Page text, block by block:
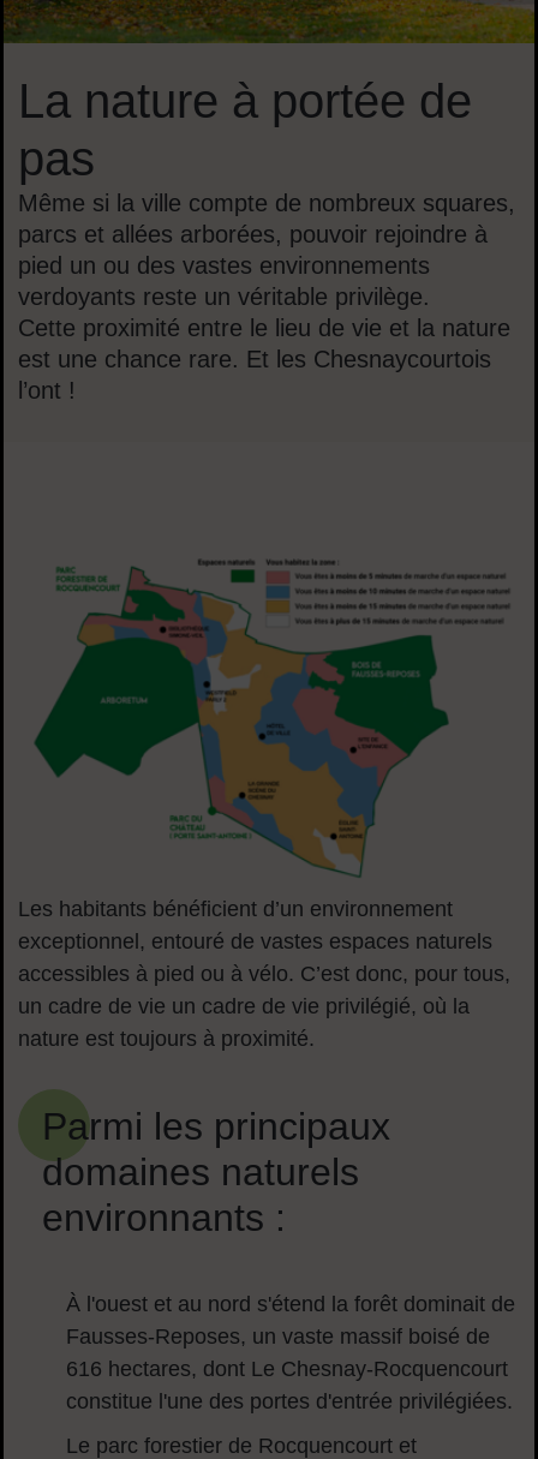
La nature à portée de
pas
Même si la ville compte de nombreux squares,
parcs et allées arborées, pouvoir rejoindre à
pied un ou des vastes environnements
verdoyants reste un véritable privilège.
Cette proximité entre le lieu de vie et la nature
est une chance rare. Et les Chesnaycourtois
l’ont !
Les habitants bénéficient d’un environnement
exceptionnel, entouré de vastes espaces naturels
accessibles à pied ou à vélo. C’est donc, pour tous,
un cadre de vie un cadre de vie privilégié, où la
nature est toujours à proximité.
Parmi les principaux
domaines naturels
environnants :
À l'ouest et au nord s'étend la forêt dominait de
Fausses-Reposes, un vaste massif boisé de
616 hectares, dont Le Chesnay-Rocquencourt
constitue l'une des portes d'entrée privilégiées.
Le parc forestier de Rocquencourt et